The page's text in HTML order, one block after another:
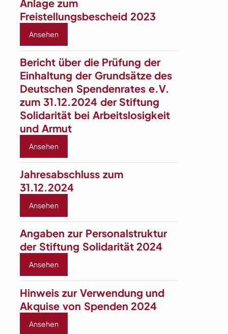
Anlage zum
Freistellungsbescheid 2023
Ansehen
Bericht über die Prüfung der
Ein­haltung der Grund­sätze des
Deutschen Spenden­rates e.V.
zum 31.12.2024 der Stiftung
Solidarität bei Arbeits­losigkeit
und Armut
Ansehen
Jahresabschluss zum
31.12.2024
Ansehen
Angaben zur Personal­­­struktur
der Stiftung Solidarität 2024
Ansehen
Hinweis zur Verwendung und
Akquise von Spenden 2024
Ansehen